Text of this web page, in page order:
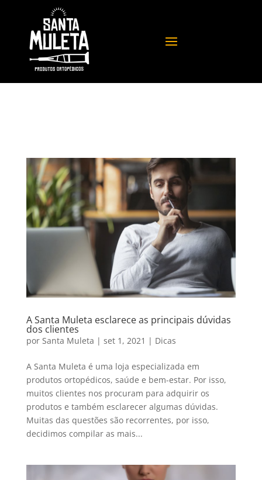
A Santa Muleta esclarece as principais dúvidas
dos clientes
por Santa Muleta | set 1, 2021 | Dicas
A Santa Muleta é uma loja especializada em
produtos ortopédicos, saúde e bem-estar. Por isso,
muitos clientes nos procuram para adquirir os
produtos e também esclarecer algumas dúvidas.
Muitas das questões são recorrentes, por isso,
decidimos compilar as mais...